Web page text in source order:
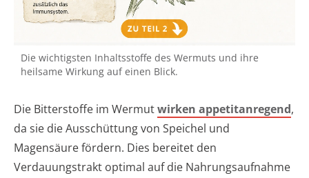
Die wichtigsten Inhaltsstoffe des Wermuts und ihre
heilsame Wirkung auf einen Blick.
Die Bitterstoffe im Wermutwirken appetitanregend,
da sie die Ausschüttung von Speichel und
Magensäure fördern. Dies bereitet den
Verdauungstrakt optimal auf die Nahrungsaufnahme